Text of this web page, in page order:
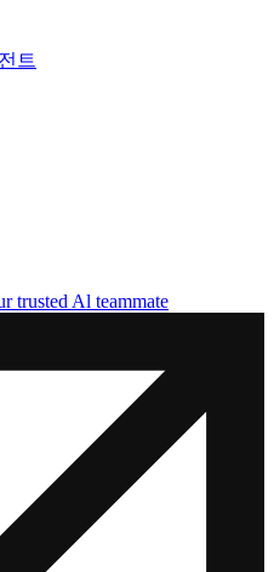
트
trusted Al teammate